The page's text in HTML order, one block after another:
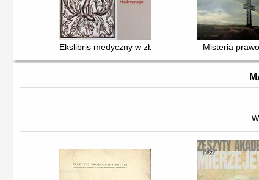
Ekslibris medyczny w zbiorach Muzeum Historii
Misteria